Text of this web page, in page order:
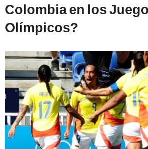
Colombia en los
Olímpicos?